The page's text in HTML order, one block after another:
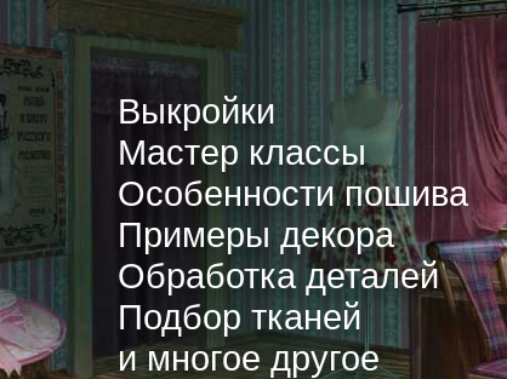
Выкройки
Мастер классы
Особенности пошива
Примеры декора
Обработка деталей
Подбор тканей
и многое другое